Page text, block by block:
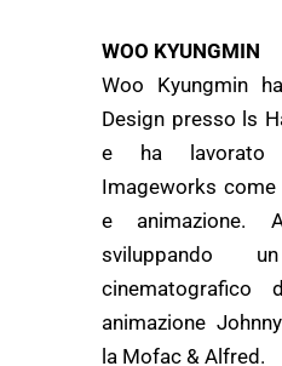
WOO KYUNGMIN
Woo Kyungmin
Design presso ls
e ha lavorato
Imageworks
e animazione.
sviluppando
cinematografico
animazione
la Mofac & Alfred.